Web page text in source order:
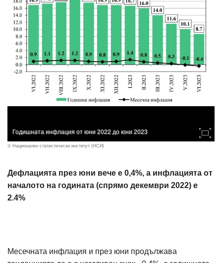
Годишната инфлация от юни 2022 до юни 2023
© Национален статистически институт (НСИ)
Дефлацията през юни вече е 0,4%, а инфлацията от
началото на годината (спрямо декември 2022) е
2.4%
Месечната инфлация и през юни продължава